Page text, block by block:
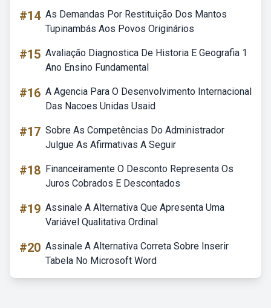
#14 As Demandas Por Restituição Dos Mantos
Tupinambás Aos Povos Originários
#15 Avaliação Diagnostica De Historia E Geografia 1
Ano Ensino Fundamental
#16 A Agencia Para O Desenvolvimento Internacional
Das Nacoes Unidas Usaid
#17 Sobre As Competências Do Administrador
Julgue As Afirmativas A Seguir
#18 Financeiramente O Desconto Representa Os
Juros Cobrados E Descontados
#19 Assinale A Alternativa Que Apresenta Uma
Variável Qualitativa Ordinal
#20 Assinale A Alternativa Correta Sobre Inserir
Tabela No Microsoft Word